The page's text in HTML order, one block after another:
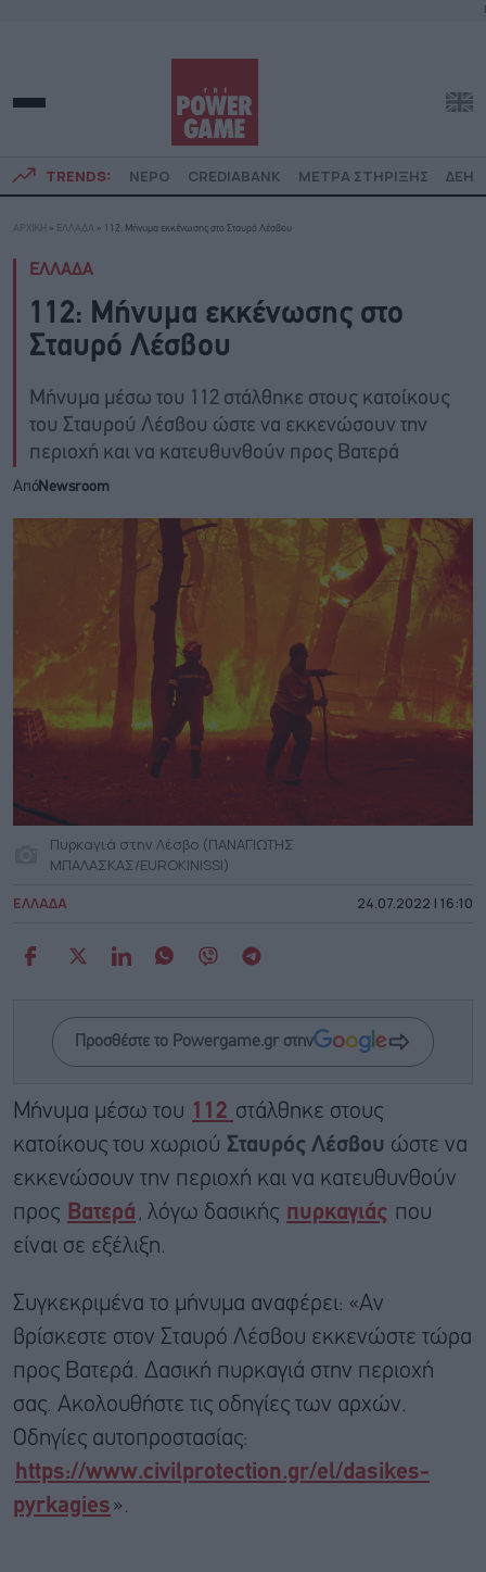
TRENDS: ΝΕΡΟ CREDIABANK ΜΕΤΡΑ ΣΤΗΡΙΞΗΣ ΔΕΗ
ΑΡΧΙΚΗ » ΕΛΛΑΔΑ » 112: Μήνυμα εκκένωσης στο Σταυρό Λέσβου
ΕΛΛΑΔΑ
112: Μήνυμα εκκένωσης στο
Σταυρό Λέσβου
Μήνυμα μέσω του 112 στάλθηκε στους κατοίκους
του Σταυρού Λέσβου ώστε να εκκενώσουν την
περιοχή και να κατευθυνθούν προς Βατερά
ΑπόNewsroom
Πυρκαγιά στην Λέσβο (ΠΑΝΑΓΙΩΤΗΣ
ΜΠΑΛΑΣΚΑΣ/EUROKINISSI)
ΕΛΛΑΔΑ 24.07.2022 | 16:10
Προσθέστε το Powergame.gr στην
Μήνυμα μέσω του 112 στάλθηκε στους
κατοίκους του χωριού Σταυρός Λέσβου ώστε να
εκκενώσουν την περιοχή και να κατευθυνθούν
προς Βατερά , λόγω δασικής πυρκαγιάς που
είναι σε εξέλιξη.
Συγκεκριμένα το μήνυμα αναφέρει: «Αν
βρίσκεστε στον Σταυρό Λέσβου εκκενώστε τώρα
προς Βατερά. Δασική πυρκαγιά στην περιοχή
σας. Ακολουθήστε τις οδηγίες των αρχών.
Οδηγίες αυτοπροστασίας:
https://www.civilprotection.gr/el/dasikes-
pyrkagies ».